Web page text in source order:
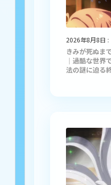
2026年8月8日 :
きみが死ぬ
｜過酷な世界
法の謎に迫る